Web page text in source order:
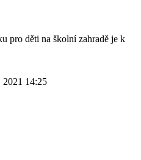
pro děti na školní zahradě je k
2021 14:25